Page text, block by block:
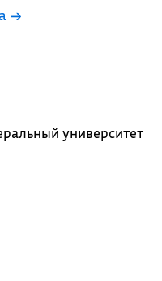
→
университет